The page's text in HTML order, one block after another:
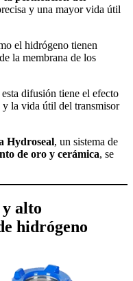
y una mayor vida útil
el hidrógeno tienen
la membrana de los
difusión tiene el efecto
la vida útil del transmisor
Hydroseal, un sistema de
de oro y cerámica, se
alto
hidrógeno